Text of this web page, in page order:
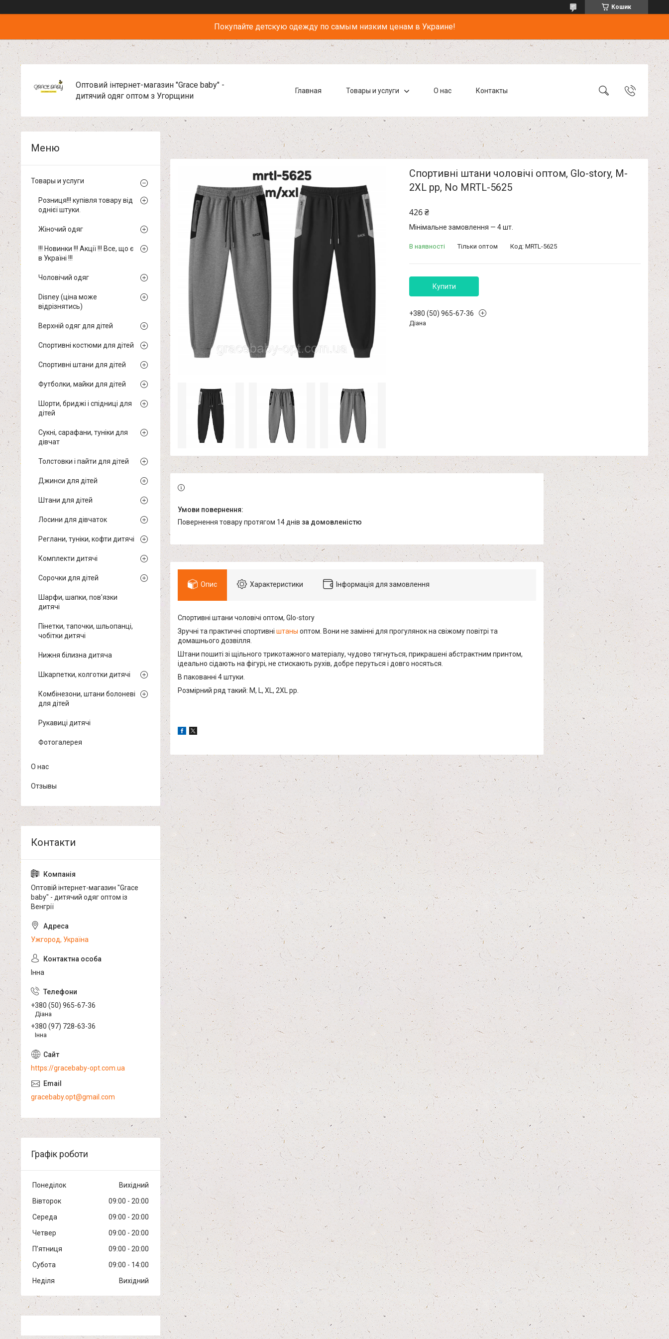
Кошик
Покупайте детскую одежду по самым низким ценам в Украине!
Оптовий інтернет-магазин "Grace baby" -
дитячий одяг оптом з Угорщини
Главная Товары и услуги О нас Контакты
Спортивні штани чоловічі оптом, Glo-story, M-
2XL рр, No MRTL-5625
426 ₴
Мінімальне замовлення — 4 шт.
В наявності Тільки оптом Код: MRTL-5625
Купити
+380 (50) 965-67-36
Діана
повернення товару протягом 14 днів за домовленістю
Опис Характеристики Інформація для замовлення
Спортивні штани чоловічі оптом, Glo-story
Зручні та практичні спортивні штаны оптом. Вони не замінні для прогулянок на свіжому повітрі та
домашнього дозвілля.
Штани пошиті зі щільного трикотажного матеріалу, чудово тягнуться, прикрашені абстрактним принтом,
ідеально сідають на фігурі, не стискають рухів, добре перуться і довго носяться.
В пакованні 4 штуки.
Розмірний ряд такий: M, L, XL, 2XL pp.
Товары и услуги
Розниця!!! купівля товару від
однієї штуки.
Жіночий одяг
!!! Новинки !!! Акції !!! Все, що є
в Україні !!!
Чоловічий одяг
Disney (ціна може
відрізнятись)
Верхній одяг для дітей
Спортивні костюми для дітей
Спортивні штани для дітей
Футболки, майки для дітей
Шорти, бриджі і спідниці для
дітей
Сукні, сарафани, туніки для
дівчат
Толстовки і пайти для дітей
Джинси для дітей
Штани для дітей
Лосини для дівчаток
Реглани, туніки, кофти дитячі
Комплекти дитячі
Сорочки для дітей
Шарфи, шапки, пов'язки
дитячі
Пінетки, тапочки, шльопанці,
чобітки дитячі
Нижня білизна дитяча
Шкарпетки, колготки дитячі
Комбінезони, штани болоневі
для дітей
Рукавиці дитячі
Фотогалерея
О нас
Отзывы
Оптовій інтернет-магазин "Grace
baby" - дитячий одяг оптом із
Венгрії
Ужгород, Україна
Інна
+380 (50) 965-67-36
Діана
+380 (97) 728-63-36
Інна
https://gracebaby-opt.com.ua
gracebaby.opt@gmail.com
Графік роботи
Понеділок
Вихідний
Вівторок
09:00
20:00
Середа
09:00
20:00
Четвер
09:00
20:00
Пʼятниця
09:00
20:00
Субота
09:00
14:00
Неділя
Вихідний